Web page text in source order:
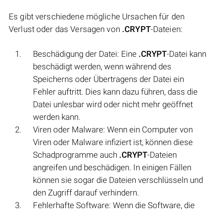
Es gibt verschiedene mögliche Ursachen für den
Verlust oder das Versagen von .CRYPT-Dateien:
Beschädigung der Datei: Eine .CRYPT-Datei kann
beschädigt werden, wenn während des
Speicherns oder Übertragens der Datei ein
Fehler auftritt. Dies kann dazu führen, dass die
Datei unlesbar wird oder nicht mehr geöffnet
werden kann.
Viren oder Malware: Wenn ein Computer von
Viren oder Malware infiziert ist, können diese
Schadprogramme auch .CRYPT-Dateien
angreifen und beschädigen. In einigen Fällen
können sie sogar die Dateien verschlüsseln und
den Zugriff darauf verhindern.
Fehlerhafte Software: Wenn die Software, die